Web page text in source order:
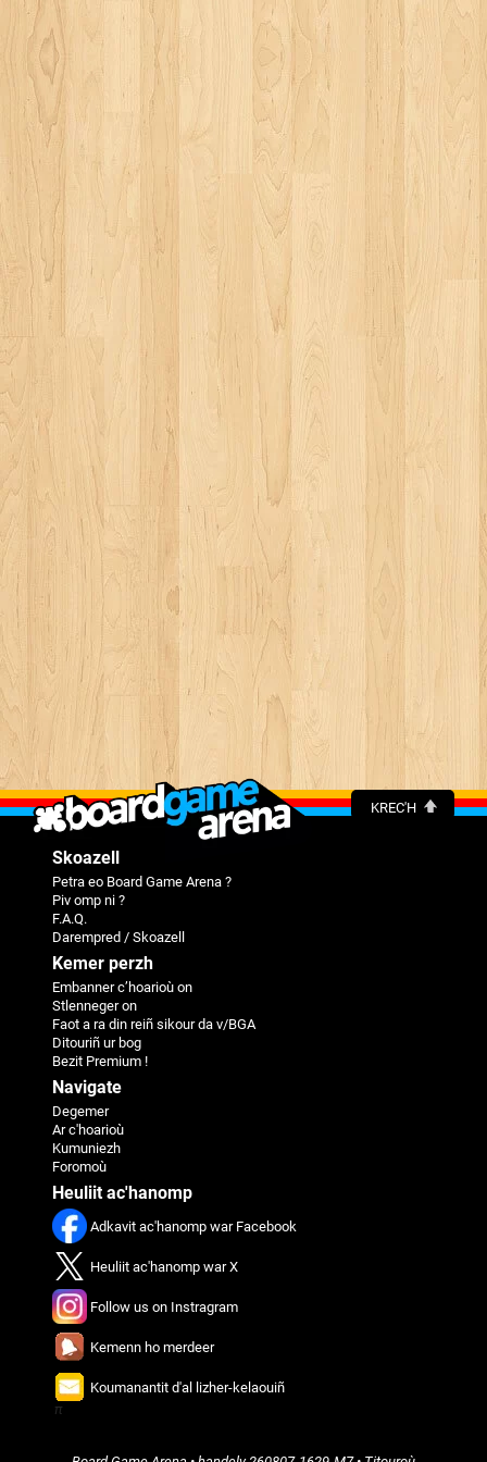
KREC'H
Skoazell
Petra eo Board Game Arena ?
Piv omp ni ?
F.A.Q.
Darempred / Skoazell
Kemer perzh
Embanner c’hoarioù on
Stlenneger on
Faot a ra din reiñ sikour da v/BGA
Ditouriñ ur bog
Bezit Premium !
Navigate
Degemer
Ar c'hoarioù
Kumuniezh
Foromoù
Heuliit ac'hanomp
Adkavit ac'hanomp war Facebook
Heuliit ac'hanomp war X
Follow us on Instragram
Kemenn ho merdeer
Koumanantit d'al lizher-kelaouiñ
π